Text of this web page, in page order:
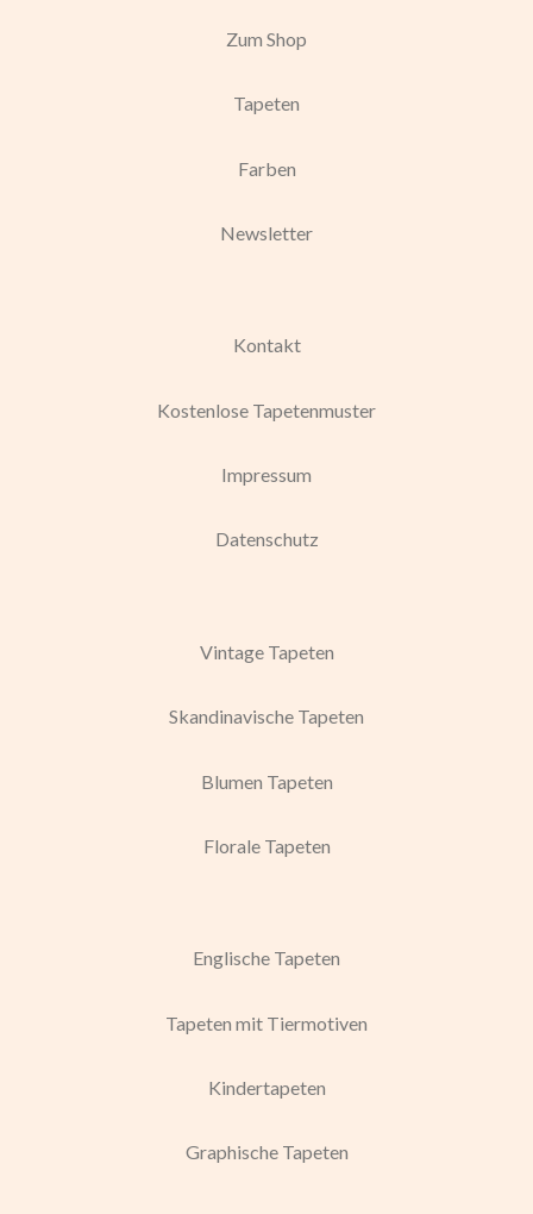
Zum Shop
Tapeten
Farben
Newsletter
Kontakt
Kostenlose Tapetenmuster
Impressum
Datenschutz
Vintage Tapeten
Skandinavische Tapeten
Blumen Tapeten
Florale Tapeten
Englische Tapeten
Tapeten mit Tiermotiven
Kindertapeten
Graphische Tapeten